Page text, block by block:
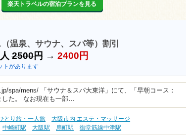
楽天トラベルの宿泊プランを見る
温泉、サウナ、スパ等）割引
人2500円→ 2400円
トがあります
spa/mens/ 「サウナ＆スパ大東洋」にて、「早朝コース：
した。 なお現在も一部…
とり旅・一人旅
大阪市内 エステ・マッサージ
中崎町駅 大阪駅 扇町駅 御堂筋線中津駅